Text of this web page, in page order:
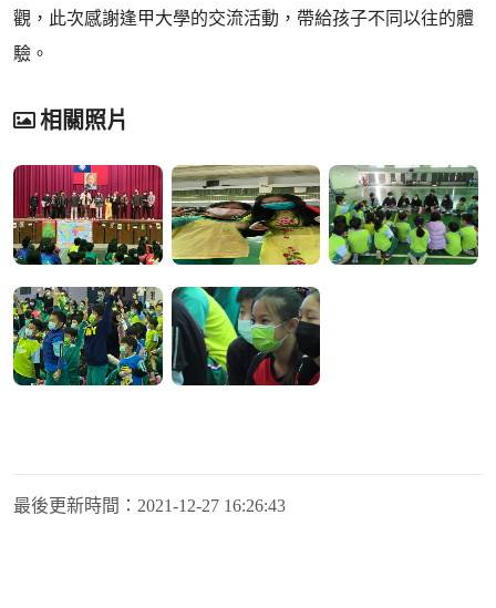
觀，此次感謝逢甲大學的交流活動，帶給孩子不同以往的體
驗。
相關照片
最後更新時間： 2021-12-27 16:26:43